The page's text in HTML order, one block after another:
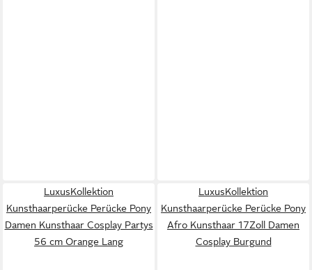
LuxusKollektion
Kunsthaarperücke Perücke Pony
Damen Kunsthaar Cosplay Partys
56 cm Orange Lang
LuxusKollektion
Kunsthaarperücke Perücke Pony
Afro Kunsthaar 17Zoll Damen
Cosplay Burgund